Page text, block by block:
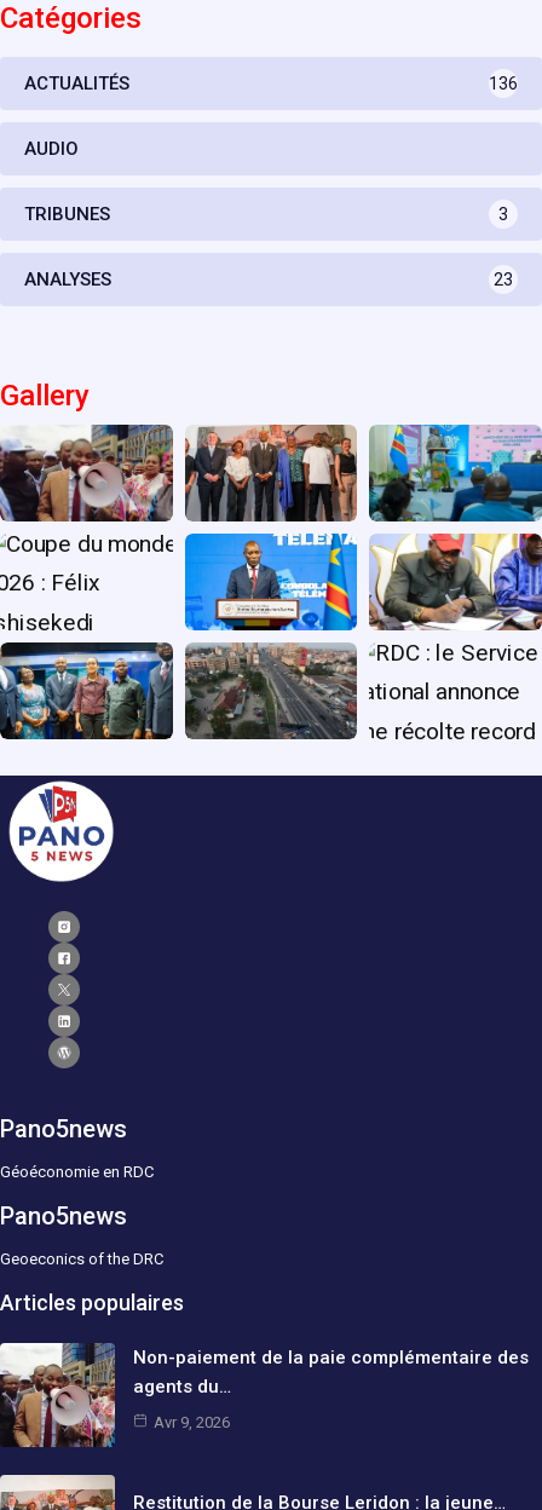
Catégories
ACTUALITÉS 136
AUDIO
TRIBUNES 3
ANALYSES 23
Gallery
Pano5news
Géoéconomie en RDC
Pano5news
Geoeconics of the DRC
Articles populaires
Non-paiement de la paie complémentaire des
agents du…
Avr 9, 2026
Restitution de la Bourse Leridon : la jeune…